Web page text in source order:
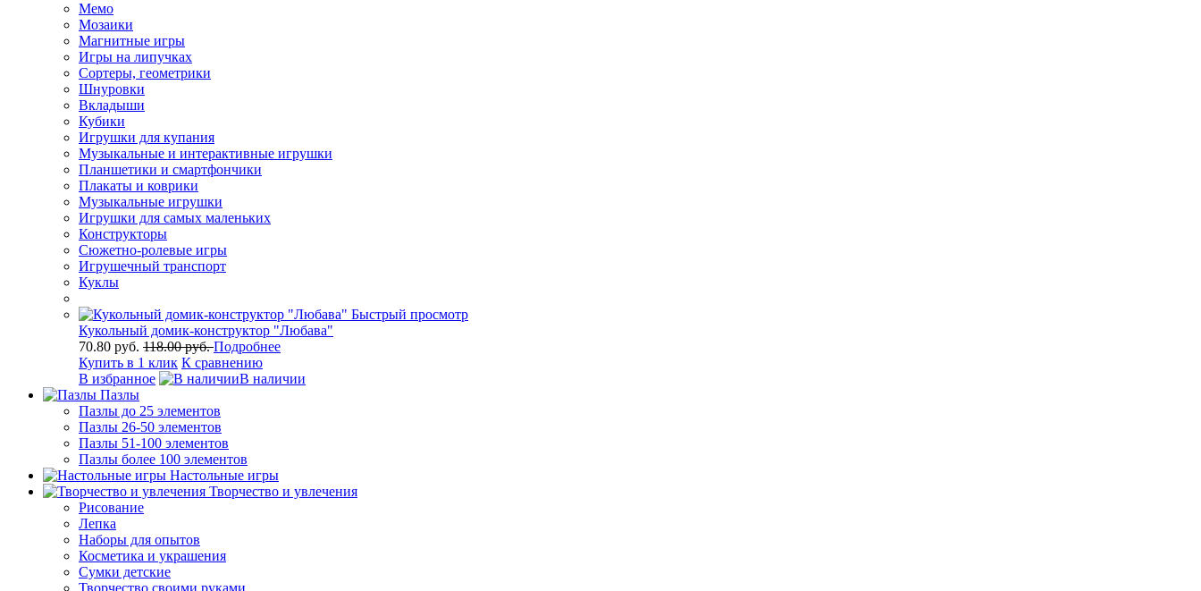
Мемо
Мозаики
Магнитные игры
Игры на липучках
Сортеры, геометрики
Шнуровки
Вкладыши
Кубики
Игрушки для купания
Музыкальные и интерактивные игрушки
Планшетики и смартфончики
Плакаты и коврики
Музыкальные игрушки
Игрушки для самых маленьких
Конструкторы
Сюжетно-ролевые игры
Игрушечный транспорт
Куклы
Быстрый просмотр
Кукольный домик-конструктор "Любава"
70.80 руб. 118.00 руб.Подробнее
Купить в 1 клик К сравнению
В избранное
В наличии
Пазлы
Пазлы до 25 элементов
Пазлы 26-50 элементов
Пазлы 51-100 элементов
Пазлы более 100 элементов
Настольные игры
Творчество и увлечения
Рисование
Лепка
Наборы для опытов
Косметика и украшения
Сумки детские
Творчество своими руками